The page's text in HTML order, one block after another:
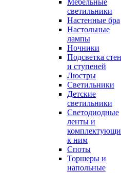
Мебельные
светильники
Настенные бра
Настольные
лампы
Ночники
Подсветка стен
и ступеней
Люстры
Светильники
Детские
светильники
Светодиодные
ленты и
к ним
Споты
Торшеры и
напольные